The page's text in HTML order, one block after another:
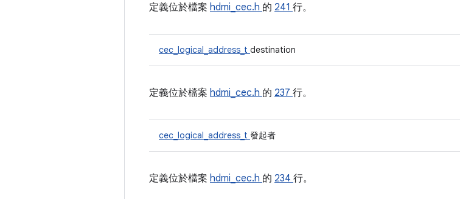
定義位於檔案 hdmi_cec.h 的 241 行。
cec_logical_address_t destination
定義位於檔案 hdmi_cec.h 的 237 行。
cec_logical_address_t 發起者
定義位於檔案 hdmi_cec.h 的 234 行。